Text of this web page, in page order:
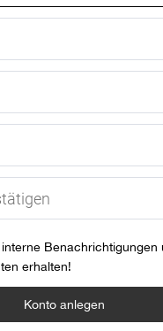
Benachrichtigungen
erhalten!
Konto anlegen